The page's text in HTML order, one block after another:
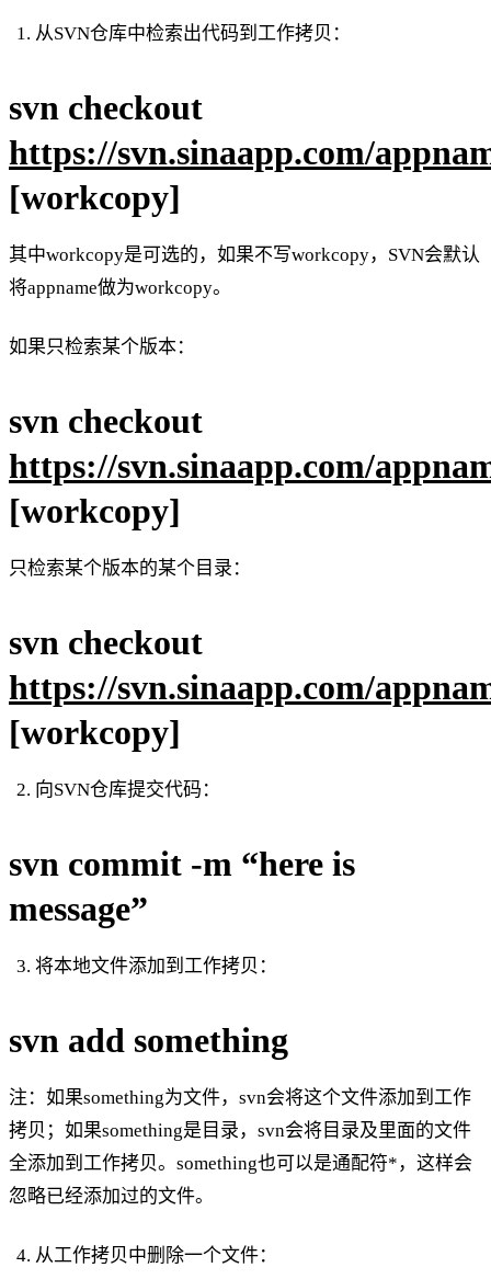
从SVN仓库中检索出代码到工作拷贝：
svn checkout
https://svn.sinaapp.com/
[workcopy]
其中workcopy是可选的，如果不写workcopy，SVN会默认
将appname做为workcopy。
如果只检索某个版本：
svn checkout
https://svn.sinaapp.com/
[workcopy]
只检索某个版本的某个目录：
svn checkout
https://svn.sinaapp.com/
[workcopy]
向SVN仓库提交代码：
svn commit -m “here is
message”
将本地文件添加到工作拷贝：
svn add something
注：如果something为文件，svn会将这个文件添加到工作
拷贝；如果something是目录，svn会将目录及里面的文件
全添加到工作拷贝。something也可以是通配符*，这样会
忽略已经添加过的文件。
从工作拷贝中删除一个文件：